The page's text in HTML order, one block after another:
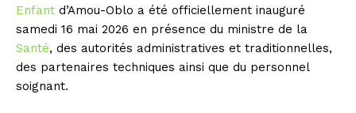
Enfant d’Amou-Oblo a été officiellement inauguré
samedi 16 mai 2026 en présence du ministre de la
Santé, des autorités administratives et traditionnelles,
des partenaires techniques ainsi que du personnel
soignant.